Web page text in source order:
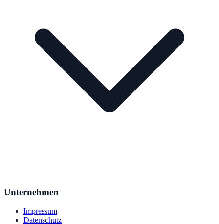
Unternehmen
Impressum
Datenschutz